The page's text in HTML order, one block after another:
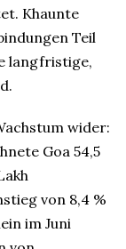
Khaunte
Teil
langfristige,
wider:
Goa 54,5
von 8,4 %
im Juni